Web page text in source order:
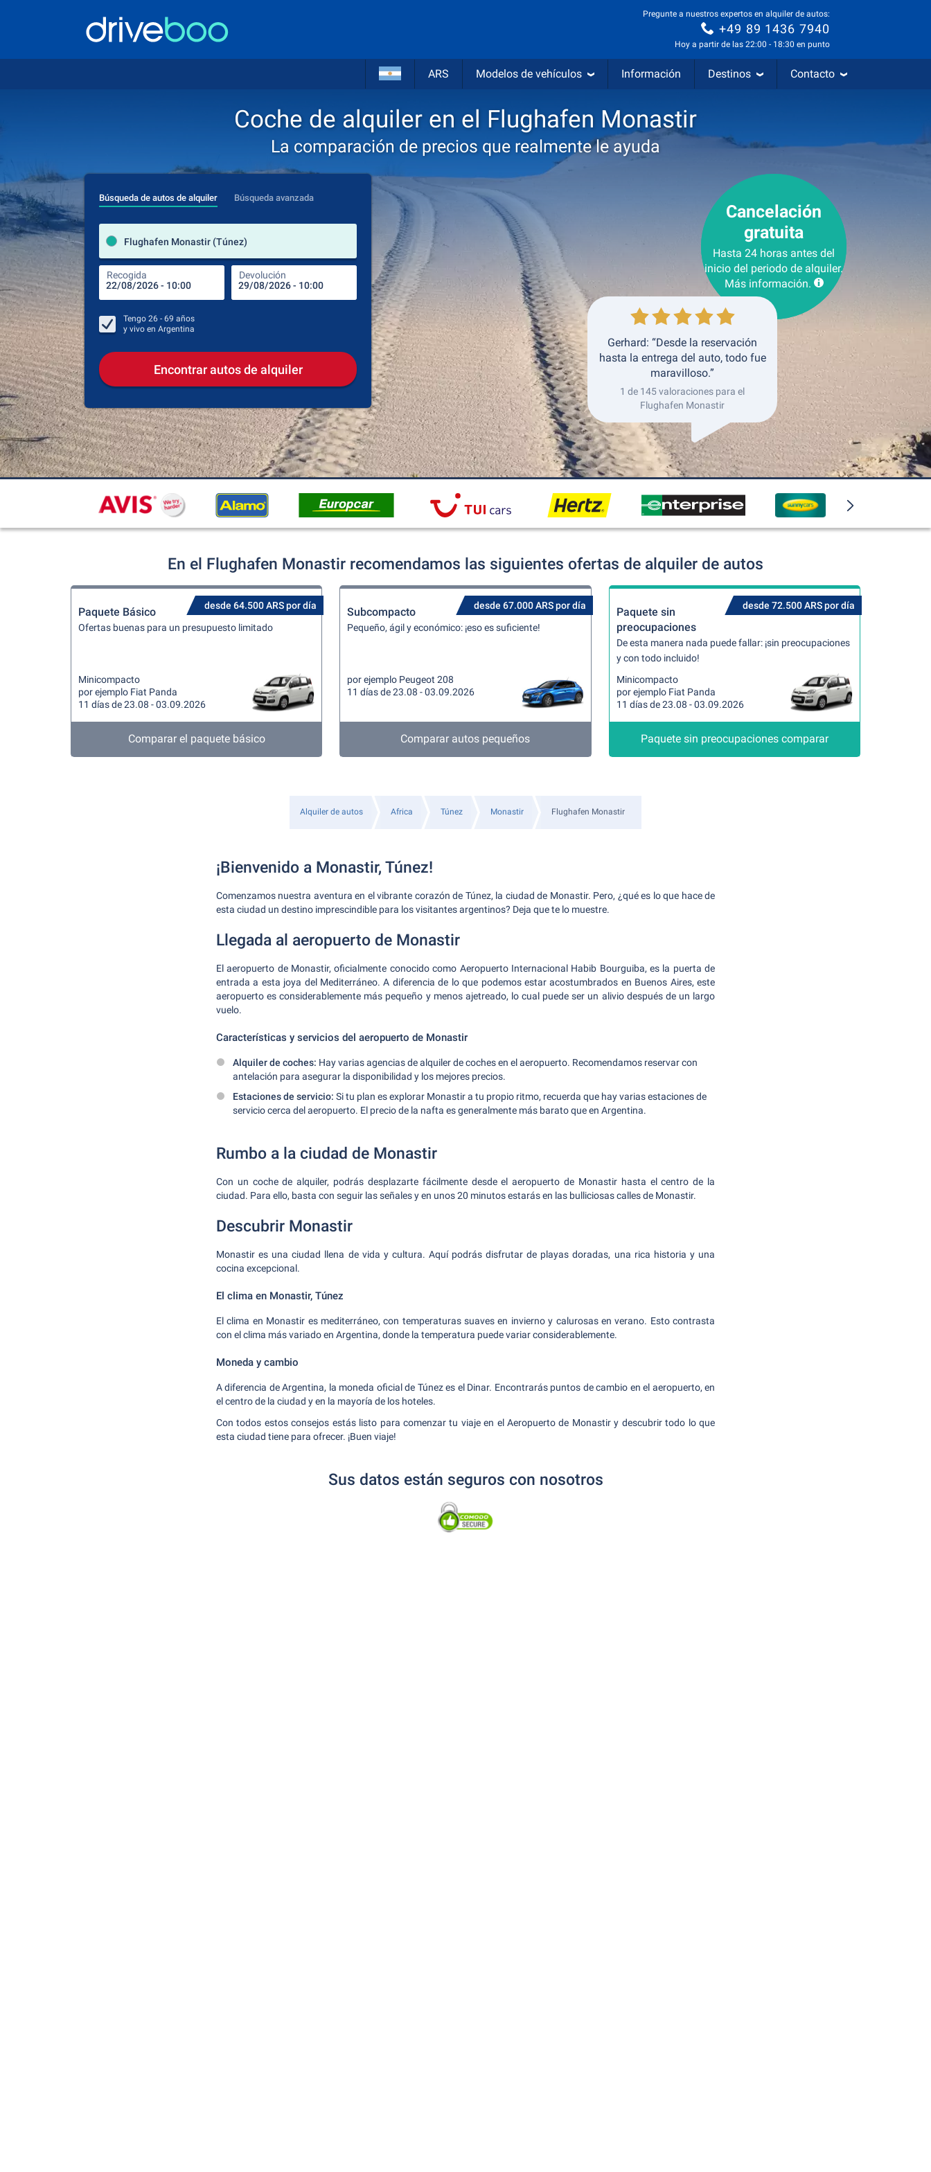
Pregunte a nuestros expertos en alquiler de autos:
+49 89 1436 7940
Hoy a partir de las 22:00 - 18:30 en punto
ARS Modelos de vehículos Información Destinos Contacto
Coche de alquiler en el Flughafen Monastir
La comparación de precios que realmente le ayuda
Búsqueda de autos de alquiler Búsqueda avanzada
Flughafen Monastir (Túnez)
Recogida Devolución
lugar de alquiler
Lugar de devolución
Recogida Devolución
Tengo 26 - 69 años
y vivo en Argentina
Encontrar autos de alquiler
Cancelación
gratuita
Hasta 24 horas antes del
inicio del periodo de alquiler.
Más información.
Gerhard: “Desde la reservación
hasta la entrega del auto, todo fue
maravilloso.”
1 de 145 valoraciones para el
Flughafen Monastir
En el Flughafen Monastir recomendamos las siguientes ofertas de alquiler de autos
desde 64.500 ARS por día
Paquete Básico
Ofertas buenas para un presupuesto limitado
Minicompacto
por ejemplo Fiat Panda
11 días de 23.08 - 03.09.2026
Comparar el paquete básico
desde 67.000 ARS por día
Subcompacto
Pequeño, ágil y económico: ¡eso es suficiente!
por ejemplo Peugeot 208
11 días de 23.08 - 03.09.2026
Comparar autos pequeños
desde 72.500 ARS por día
Paquete sin
preocupaciones
De esta manera nada puede fallar: ¡sin preocupaciones
y con todo incluido!
Minicompacto
por ejemplo Fiat Panda
11 días de 23.08 - 03.09.2026
Paquete sin preocupaciones comparar
Alquiler de autos Africa Túnez Monastir Flughafen Monastir
¡Bienvenido a Monastir, Túnez!
Comenzamos nuestra aventura en el vibrante corazón de Túnez, la ciudad de Monastir. Pero, ¿qué es lo que hace de
esta ciudad un destino imprescindible para los visitantes argentinos? Deja que te lo muestre.
Llegada al aeropuerto de Monastir
El aeropuerto de Monastir, oficialmente conocido como Aeropuerto Internacional Habib Bourguiba, es la puerta de
entrada a esta joya del Mediterráneo. A diferencia de lo que podemos estar acostumbrados en Buenos Aires, este
aeropuerto es considerablemente más pequeño y menos ajetreado, lo cual puede ser un alivio después de un largo
vuelo.
Características y servicios del aeropuerto de Monastir
Alquiler de coches: Hay varias agencias de alquiler de coches en el aeropuerto. Recomendamos reservar con
antelación para asegurar la disponibilidad y los mejores precios.
Estaciones de servicio: Si tu plan es explorar Monastir a tu propio ritmo, recuerda que hay varias estaciones de
servicio cerca del aeropuerto. El precio de la nafta es generalmente más barato que en Argentina.
Rumbo a la ciudad de Monastir
Con un coche de alquiler, podrás desplazarte fácilmente desde el aeropuerto de Monastir hasta el centro de la
ciudad. Para ello, basta con seguir las señales y en unos 20 minutos estarás en las bulliciosas calles de Monastir.
Descubrir Monastir
Monastir es una ciudad llena de vida y cultura. Aquí podrás disfrutar de playas doradas, una rica historia y una
cocina excepcional.
El clima en Monastir, Túnez
El clima en Monastir es mediterráneo, con temperaturas suaves en invierno y calurosas en verano. Esto contrasta
con el clima más variado en Argentina, donde la temperatura puede variar considerablemente.
Moneda y cambio
A diferencia de Argentina, la moneda oficial de Túnez es el Dinar. Encontrarás puntos de cambio en el aeropuerto, en
el centro de la ciudad y en la mayoría de los hoteles.
Con todos estos consejos estás listo para comenzar tu viaje en el Aeropuerto de Monastir y descubrir todo lo que
esta ciudad tiene para ofrecer. ¡Buen viaje!
Sus datos están seguros con nosotros